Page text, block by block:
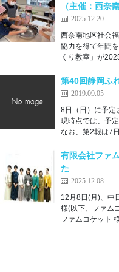
（主催：西奈
2025.12.20
西奈南地区社会
協力を得て年間
くり教室」が
第40回静岡ふ
2019.09.05
8日（日）に予定
現時点では、予
なお、第2報は7
有限会社ファ
た
2025.12.08
12月8日(月)、中
様(以下、ファム
ファムコケット